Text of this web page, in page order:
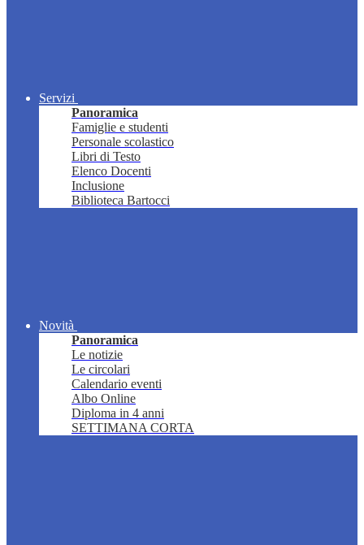
Servizi
Panoramica
Famiglie e studenti
Personale scolastico
Libri di Testo
Elenco Docenti
Inclusione
Biblioteca Bartocci
Novità
Panoramica
Le notizie
Le circolari
Calendario eventi
Albo Online
Diploma in 4 anni
SETTIMANA CORTA